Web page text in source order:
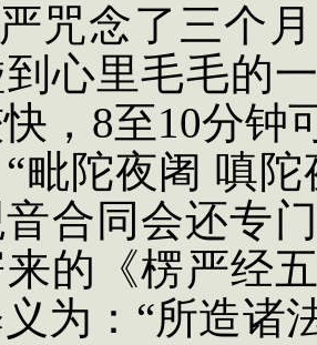
咒念了三个
心里毛毛的
， 8至10分钟
“毗陀夜阇 嗔陀
合同会还专
的《楞严经
为： “所造诸